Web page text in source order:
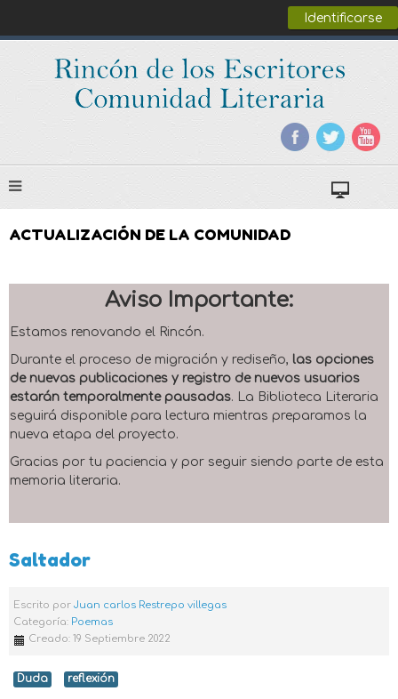
Identificarse
ACTUALIZACIÓN DE LA COMUNIDAD
Aviso Importante:
Estamos renovando el Rincón.
Durante el proceso de migración y rediseño, las opciones
de nuevas publicaciones y registro de nuevos usuarios
estarán temporalmente pausadas. La Biblioteca Literaria
seguirá disponible para lectura mientras preparamos la
nueva etapa del proyecto.
Gracias por tu paciencia y por seguir siendo parte de esta
memoria literaria.
Saltador
Escrito por Juan carlos Restrepo villegas
Categoría: Poemas
Creado: 19 Septiembre 2022
Duda reflexión